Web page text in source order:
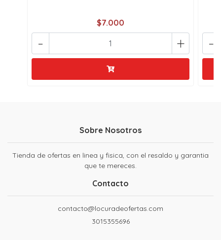
$7.000
+
- -
Sobre Nosotros
Tienda de ofertas en linea y fisica, con el resaldo y garantia
que te mereces.
Contacto
contacto@locuradeofertas.com
3015355696